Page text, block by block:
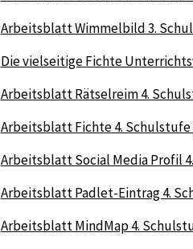
Arbeitsblatt Wimmelbild 3.
Die vielseitige Fichte
Arbeitsblatt Rätselreim 4.
Arbeitsblatt Fichte 4. Schulstufe
Arbeitsblatt Social Media Profil
Arbeitsblatt Padlet-Eintrag 4.
Arbeitsblatt MindMap 4.